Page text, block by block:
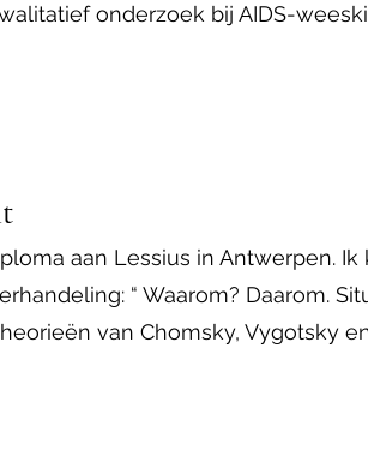
onderzoek bij AIDS-
aan Lessius in Antwerpen.
“ Waarom? Daarom.
van Chomsky, Vygotsky en